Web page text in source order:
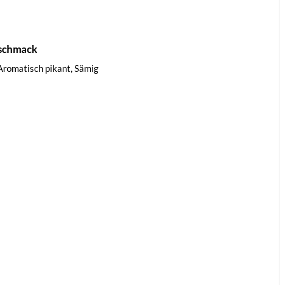
pikant, Sämig